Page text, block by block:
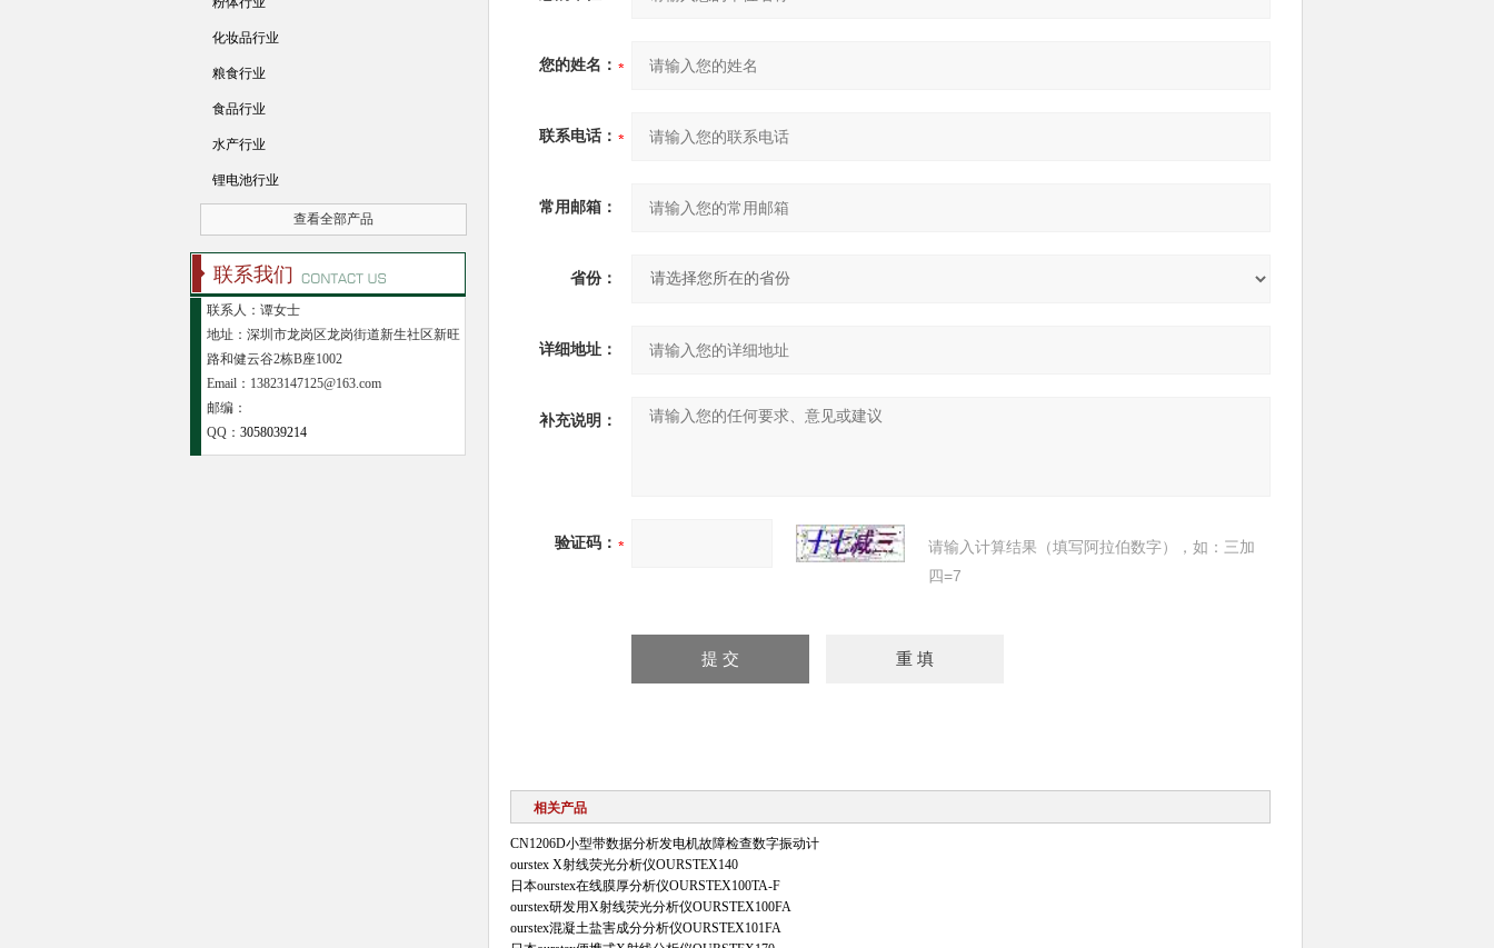
您的姓名：
联系电话：
常用邮箱：
省份：
详细地址：
补充说明：
验证码：
请输入计算结果（填写阿拉伯数字），如：三加
四=7
相关产品
CN1206D小型带数据分析发电机故障检查数字振动计
ourstex X射线荧光分析仪OURSTEX140
日本ourstex在线膜厚分析仪OURSTEX100TA-F
ourstex研发用X射线荧光分析仪OURSTEX100FA
ourstex混凝土盐害成分分析仪OURSTEX101FA
化妆品行业
粮食行业
食品行业
水产行业
锂电池行业
查看全部产品
联系我们
联系人：谭女士
地址：深圳市龙岗区龙岗街道新生社区新旺
路和健云谷2栋B座1002
Email：13823147125@163.com
邮编：
QQ： 3058039214